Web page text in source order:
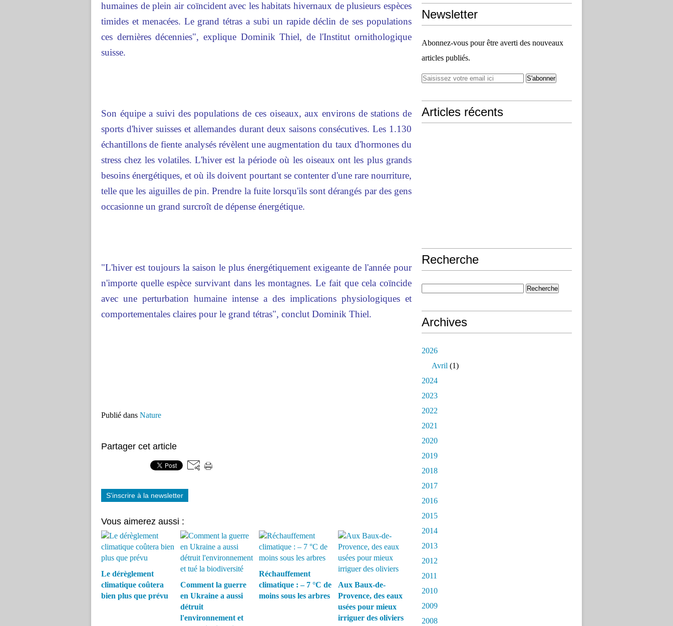
humaines de plein air coïncident avec les habitats hivernaux de plusieurs espèces
timides et menacées. Le grand tétras a subi un rapide déclin de ses populations
ces dernières décennies", explique Dominik Thiel, de l'Institut ornithologique
suisse.
Son équipe a suivi des populations de ces oiseaux, aux environs de stations de
sports d'hiver suisses et allemandes durant deux saisons consécutives. Les 1.130
échantillons de fiente analysés révèlent une augmentation du taux d'hormones du
stress chez les volatiles. L'hiver est la période où les oiseaux ont les plus grands
besoins énergétiques, et où ils doivent pourtant se contenter d'une rare nourriture,
telle que les aiguilles de pin. Prendre la fuite lorsqu'ils sont dérangés par des gens
occasionne un grand surcroît de dépense énergétique.
"L'hiver est toujours la saison le plus énergétiquement exigeante de l'année pour
n'importe quelle espèce survivant dans les montagnes. Le fait que cela coïncide
avec une perturbation humaine intense a des implications physiologiques et
comportementales claires pour le grand tétras", conclut Dominik Thiel.
Publié dans Nature
Partager cet article
S'inscrire à la newsletter
Vous aimerez aussi :
Le dérèglement
climatique coûtera
bien plus que prévu
Comment la guerre
en Ukraine a aussi
détruit
l'environnement et
Réchauffement
climatique : – 7 °C de
moins sous les arbres
Aux Baux-de-
Provence, des eaux
usées pour mieux
irriguer des oliviers
Newsletter
Abonnez-vous pour être averti des nouveaux
articles publiés.
Articles récents
Recherche
Archives
2026
Avril (1)
2024
2023
2022
2021
2020
2019
2018
2017
2016
2015
2014
2013
2012
2011
2010
2009
2008